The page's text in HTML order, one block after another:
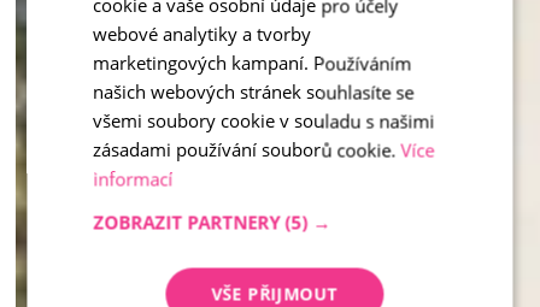
cookie a vaše osobní údaje pro účely
webové analytiky a tvorby
marketingových kampaní. Používáním
našich webových stránek souhlasíte se
všemi soubory cookie v souladu s našimi
zásadami používání souborů cookie. Více
informací
ZOBRAZIT PARTNERY (5) →
VŠE PŘIJMOUT